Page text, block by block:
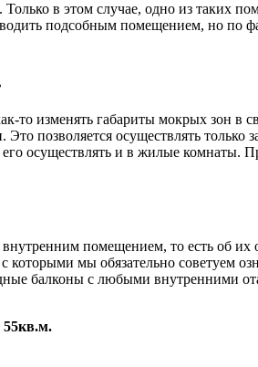
в этом случае, одно из таких
подсобным помещением, но по
изменять габариты мокрых зон в
позволяется осуществлять
осуществлять и в жилые комнаты.
помещением, то есть об
которыми мы обязательно советуем
балконы с любыми внутренними
55кв.м.